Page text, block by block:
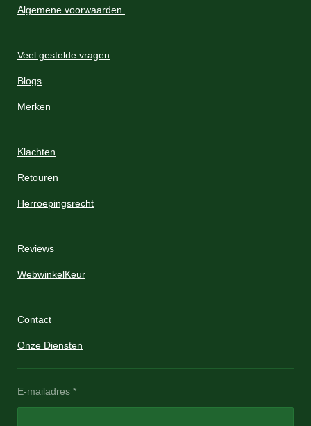
Algemene voorwaarden
Veel gestelde vragen
Blogs
Merken
Klachten
Retouren
Herroepingsrecht
Reviews
WebwinkelKeur
Contact
Onze Diensten
E-mailadres *